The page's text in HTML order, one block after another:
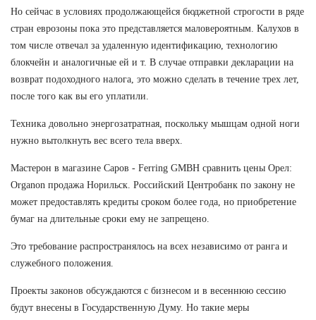
Но сейчас в условиях продолжающейся бюджетной строгости в ряде
стран еврозоны пока это представляется маловероятным. Калухов в
том числе отвечал за удаленную идентификацию, технологию
блокчейн и аналогичные ей и т. В случае отправки декларации на
возврат подоходного налога, это можно сделать в течение трех лет,
после того как вы его уплатили.
Техника довольно энергозатратная, поскольку мышцам одной ноги
нужно вытолкнуть вес всего тела вверх.
Мастерон в магазине Саров - Ferring GMBH сравнить цены Орел:
Organon продажа Норильск. Российский Центробанк по закону не
может предоставлять кредиты сроком более года, но приобретение
бумаг на длительные сроки ему не запрещено.
Это требование распространялось на всех независимо от ранга и
служебного положения.
Проекты законов обсуждаются с бизнесом и в весеннюю сессию
будут внесены в Государственную Думу. Но такие меры